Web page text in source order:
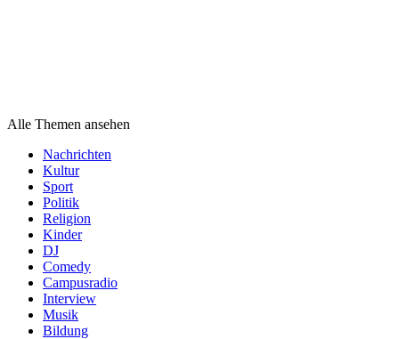
Alle Themen ansehen
Nachrichten
Kultur
Sport
Politik
Religion
Kinder
DJ
Comedy
Campusradio
Interview
Musik
Bildung